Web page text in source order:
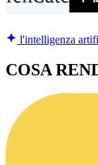
l'intelligenza
COSA